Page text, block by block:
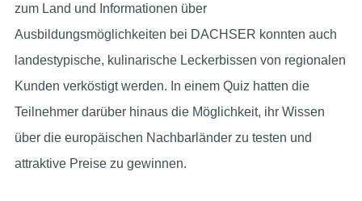
zum Land und Informationen über
Ausbildungsmöglichkeiten bei DACHSER konnten auch
landestypische, kulinarische Leckerbissen von regionalen
Kunden verköstigt werden. In einem Quiz hatten die
Teilnehmer darüber hinaus die Möglichkeit, ihr Wissen
über die europäischen Nachbarländer zu testen und
attraktive Preise zu gewinnen.